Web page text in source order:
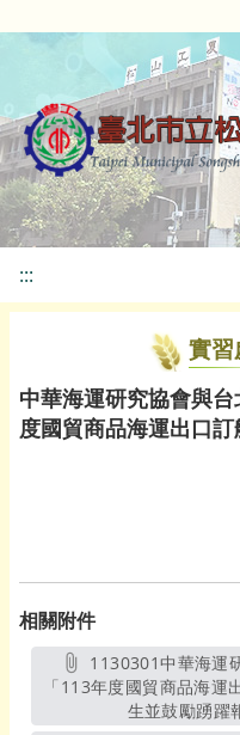
:::
實
中華海運研究協會與
度國貿商品海運出口
相關附件
「113年度國貿商品海運
生並鼓勵踴躍